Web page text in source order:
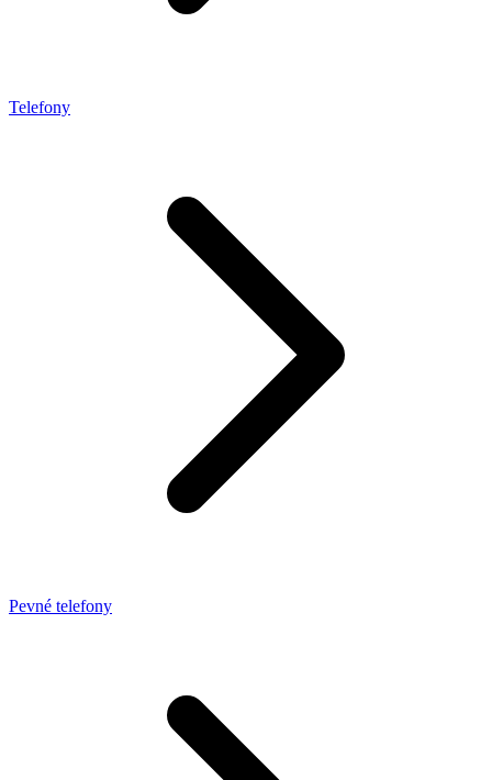
Telefony
Pevné telefony